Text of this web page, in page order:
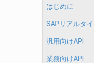
はじめに
SAPリアルタ
汎用向けAPI
業務向けAPI